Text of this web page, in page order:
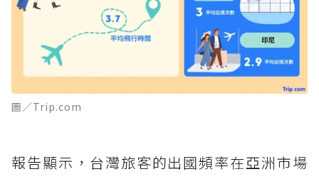
圖／Trip.com
報告顯示，台灣旅客的出國頻率在亞洲市場